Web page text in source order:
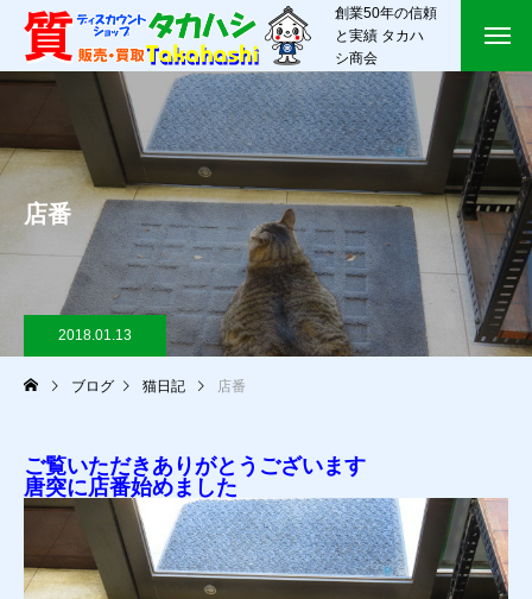
創業50年の信頼
と実績 タカハ
シ商会
店番
2018.01.13
ブログ 猫日記 店番
ご覧いただきありがとうございます
唐突に店番始めました